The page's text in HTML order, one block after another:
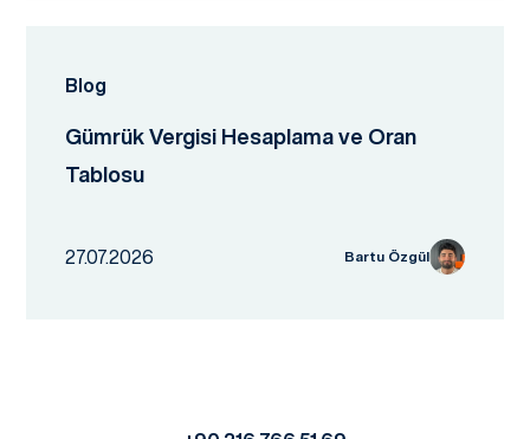
Blog
Gümrük Vergisi Hesaplama ve Oran
Tablosu
27.07.2026 Bartu Özgül